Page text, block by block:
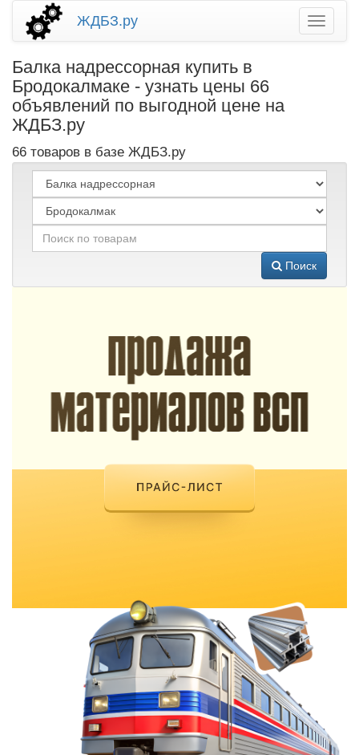
ЖДБЗ.ру
Балка надрессорная купить в
Бродокалмаке - узнать цены 66
объявлений по выгодной цене на
ЖДБЗ.ру
66 товаров в базе ЖДБЗ.ру
Поиск